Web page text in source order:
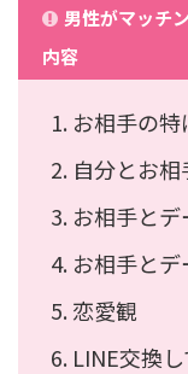
男性がマッチ
内容
お相手の
自分とお
お相手と
お相手と
恋愛観
LINE交換